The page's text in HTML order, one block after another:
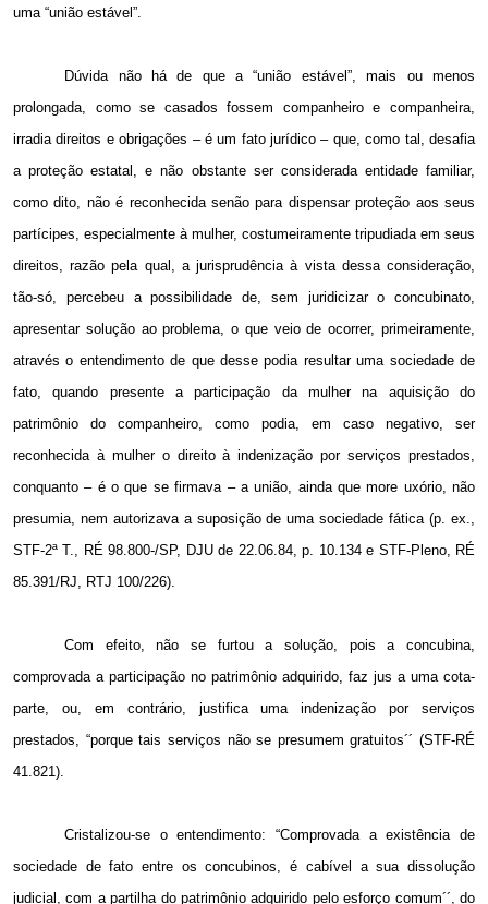
uma “união estável”.
Dúvida não há de que a “união estável”, mais ou menos
prolongada, como se casados fossem companheiro e companheira,
irradia direitos e obrigações – é um fato jurídico – que, como tal, desafia
a proteção estatal, e não obstante ser considerada entidade familiar,
como dito, não é reconhecida senão para dispensar proteção aos seus
partícipes, especialmente à mulher, costumeiramente tripudiada em seus
direitos, razão pela qual, a jurisprudência à vista dessa consideração,
tão-só, percebeu a possibilidade de, sem juridicizar o concubinato,
apresentar solução ao problema, o que veio de ocorrer, primeiramente,
através o entendimento de que desse podia resultar uma sociedade de
fato, quando presente a participação da mulher na aquisição do
patrimônio do companheiro, como podia, em caso negativo, ser
reconhecida à mulher o direito à indenização por serviços prestados,
conquanto – é o que se firmava – a união, ainda que more uxório, não
presumia, nem autorizava a suposição de uma sociedade fática (p. ex.,
STF-2ª T., RÉ 98.800-/SP, DJU de 22.06.84, p. 10.134 e STF-Pleno, RÉ
85.391/RJ, RTJ 100/226).
Com efeito, não se furtou a solução, pois a concubina,
comprovada a participação no patrimônio adquirido, faz jus a uma cota-
parte, ou, em contrário, justifica uma indenização por serviços
prestados, “porque tais serviços não se presumem gratuitos´´ (STF-RÉ
41.821).
Cristalizou-se o entendimento: “Comprovada a existência de
sociedade de fato entre os concubinos, é cabível a sua dissolução
judicial, com a partilha do patrimônio adquirido pelo esforço comum´´, do